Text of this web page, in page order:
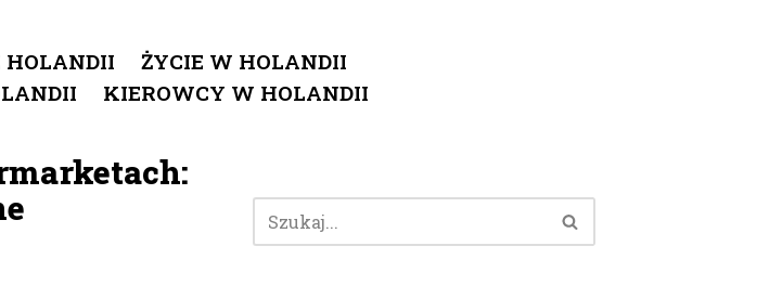
HOLANDII
ŻYCIE W HOLANDII
KIEROWCY W HOLANDII